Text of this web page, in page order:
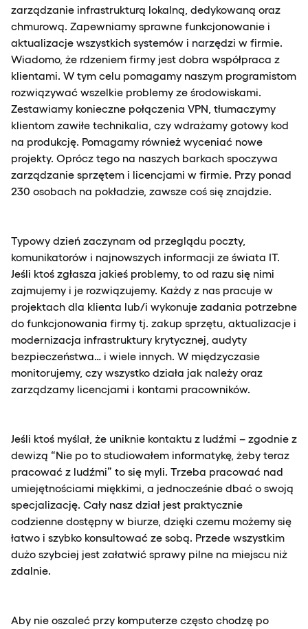
zarządzanie infrastrukturą lokalną, dedykowaną oraz
chmurową. Zapewniamy sprawne funkcjonowanie i
aktualizacje wszystkich systemów i narzędzi w firmie.
Wiadomo, że rdzeniem firmy jest dobra współpraca z
klientami. W tym celu pomagamy naszym programistom
rozwiązywać wszelkie problemy ze środowiskami.
Zestawiamy konieczne połączenia VPN, tłumaczymy
klientom zawiłe technikalia, czy wdrażamy gotowy kod
na produkcję. Pomagamy również wyceniać nowe
projekty. Oprócz tego na naszych barkach spoczywa
zarządzanie sprzętem i licencjami w firmie. Przy ponad
230 osobach na pokładzie, zawsze coś się znajdzie.
Typowy dzień zaczynam od przeglądu poczty,
komunikatorów i najnowszych informacji ze świata IT.
Jeśli ktoś zgłasza jakieś problemy, to od razu się nimi
zajmujemy i je rozwiązujemy. Każdy z nas pracuje w
projektach dla klienta lub/i wykonuje zadania potrzebne
do funkcjonowania firmy tj. zakup sprzętu, aktualizacje i
modernizacja infrastruktury krytycznej, audyty
bezpieczeństwa… i wiele innych. W międzyczasie
monitorujemy, czy wszystko działa jak należy oraz
zarządzamy licencjami i kontami pracowników.
Jeśli ktoś myślał, że uniknie kontaktu z ludźmi – zgodnie z
dewizą “Nie po to studiowałem informatykę, żeby teraz
pracować z ludźmi” to się myli. Trzeba pracować nad
umiejętnościami miękkimi, a jednocześnie dbać o swoją
specjalizację. Cały nasz dział jest praktycznie
codzienne dostępny w biurze, dzięki czemu możemy się
łatwo i szybko konsultować ze sobą. Przede wszystkim
dużo szybciej jest załatwić sprawy pilne na miejscu niż
zdalnie.
Aby nie oszaleć przy komputerze często chodzę po